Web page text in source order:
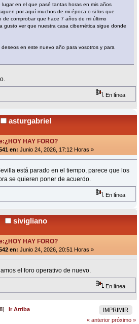
en el que pasé tantas horas en mis años
por aquí muchos de mi época o si los que
de comprobar que hace 7 años de mi último
gusto ver que nuestra casa cibernética sigue donde
en este nuevo año para vosotros y para
En línea
asturgabriel
HAY FORO?
en: Junio 24, 2026, 17:12 Horas »
está parado en el tiempo, parece que los
se quieren poner de acuerdo.
En línea
sivigliano
HAY FORO?
en: Junio 24, 2026, 20:51 Horas »
el foro operativo de nuevo.
En línea
IMPRIMIR
]Ir Arriba
« anterior próximo »